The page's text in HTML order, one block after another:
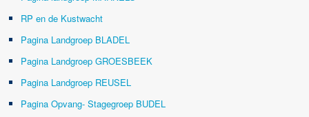
RP en de Kustwacht
Pagina Landgroep BLADEL
Pagina Landgroep GROESBEEK
Pagina Landgroep REUSEL
Pagina Opvang- Stagegroep BUDEL